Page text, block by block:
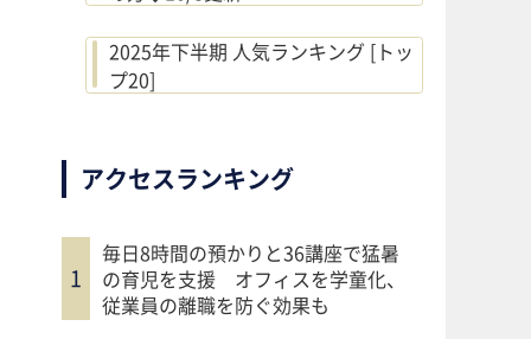
2025年下半期 人気ランキング [トッ
プ20]
アクセスランキング
毎日8時間の預かりと36講座で猛暑
の育児を支援 オフィスを学童化、
従業員の離職を防ぐ効果も